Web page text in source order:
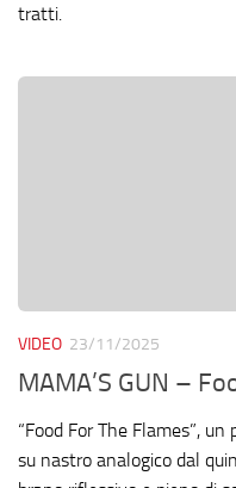
tratti.
VIDEO 23/11/2025
MAMA’S GUN –
“Food For The Flames”,
su nastro analogico dal